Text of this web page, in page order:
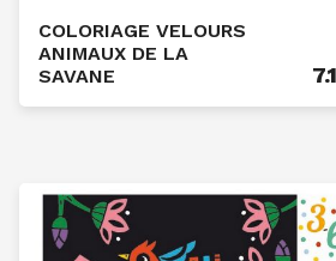
COLORIAGE VELOURS
ANIMAUX DE LA
SAVANE